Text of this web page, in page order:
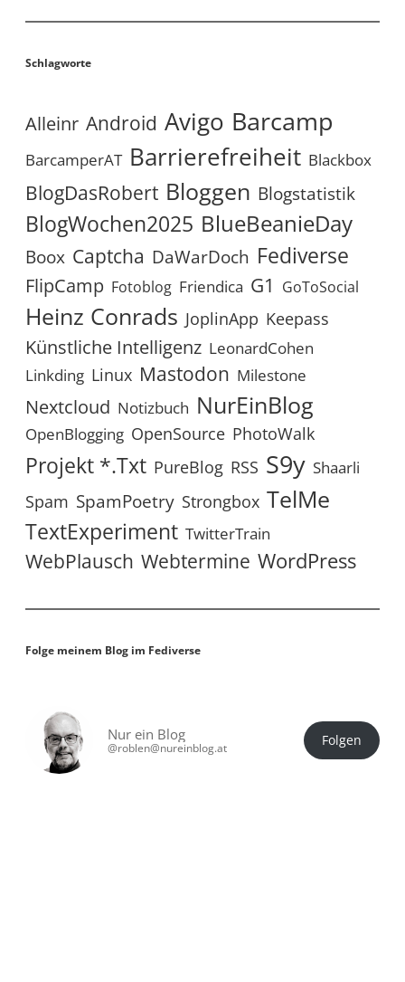
Schlagworte
Alleinr Android Avigo Barcamp
BarcamperAT Barrierefreiheit Blackbox
BlogDasRobert Bloggen Blogstatistik
BlogWochen2025 BlueBeanieDay
Boox Captcha DaWarDoch Fediverse
FlipCamp Fotoblog Friendica G1 GoToSocial
Heinz Conrads JoplinApp Keepass
Künstliche Intelligenz LeonardCohen
Linkding Linux Mastodon Milestone
Nextcloud Notizbuch NurEinBlog
OpenBlogging OpenSource PhotoWalk
Projekt *.txt PureBlog RSS S9y Shaarli
Spam SpamPoetry Strongbox TelMe
TextExperiment TwitterTrain
WebPlausch Webtermine WordPress
Folge meinem Blog im Fediverse
Nur ein Blog
@roblen@nureinblog.at Folgen